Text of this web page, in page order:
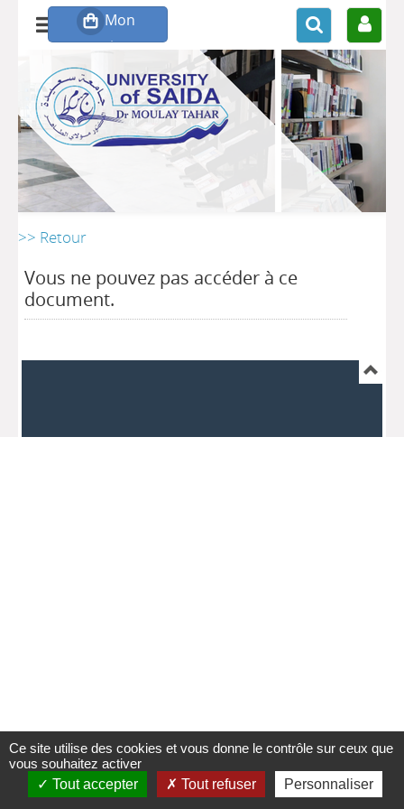
>> Retour
Vous ne pouvez pas accéder à ce
document.
Ce site utilise des cookies et vous donne le contrôle sur ceux que
vous souhaitez activer
Tout accepter
Tout refuser Personnaliser